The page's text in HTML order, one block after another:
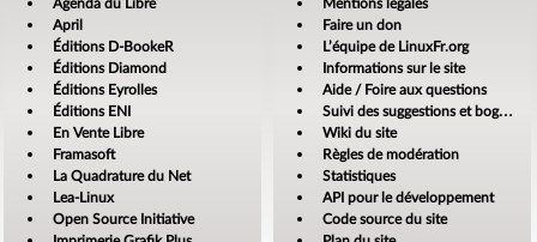
Agenda du Libre
April
Éditions D-BookeR
Éditions Diamond
Éditions Eyrolles
Éditions ENI
En Vente Libre
Framasoft
La Quadrature du Net
Lea-Linux
Open Source Initiative
Mentions légales
Faire un don
L’équipe de LinuxFr.org
Informations sur le site
Aide / Foire aux questions
Suivi des suggestions et bogues
Wiki du site
Règles de modération
Statistiques
API pour le développement
Code source du site